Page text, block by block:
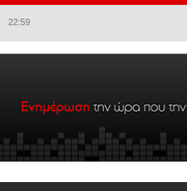
22:59